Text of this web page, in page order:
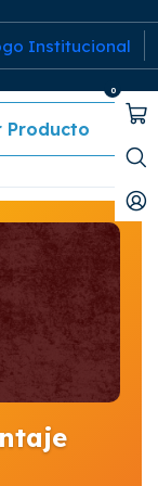
Institucional
0
Producto